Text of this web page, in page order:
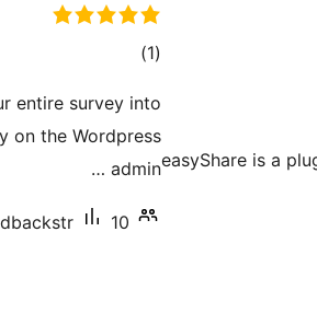
easyShare is a
(1 ئومۇمىي)
entire survey into
on the Wordpress
admin …
10+ ئاكتىپ ئورنىتىش